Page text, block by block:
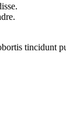
tincidunt